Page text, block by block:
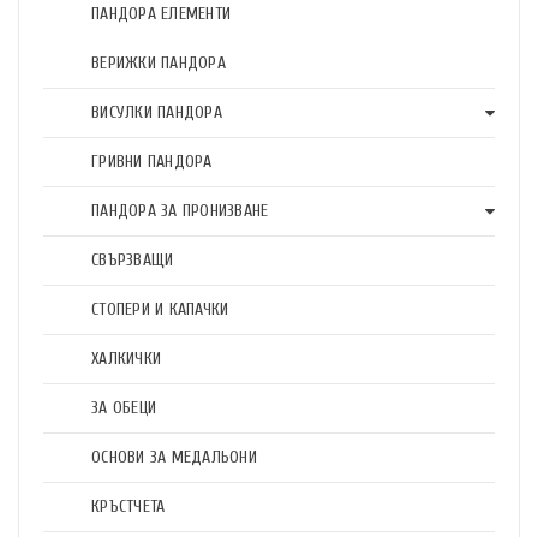
ПАНДОРА ЕЛЕМЕНТИ
ВЕРИЖКИ ПАНДОРА
ВИСУЛКИ ПАНДОРА
ГРИВНИ ПАНДОРА
ПАНДОРА ЗА ПРОНИЗВАНЕ
СВЪРЗВАЩИ
СТОПЕРИ И КАПАЧКИ
ХАЛКИЧКИ
ЗА ОБЕЦИ
ОСНОВИ ЗА МЕДАЛЬОНИ
КРЪСТЧЕТА